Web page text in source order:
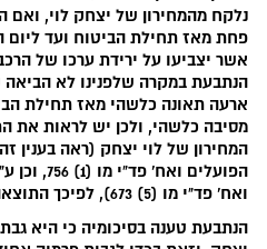
נלקח מהמחירון של יצחק לוי, ואם
פחת מאז תחילת הביטוח ועד ליום
אשר יצביעו על ירידת ערכו של
הנתבעת במקרה שלפנינו לא הביאה
ארעה תאונה כלשהי מאז תחילת
מסיבה כלשהי, ולכן יש לראות את
ואח' פד"י מו (5) 673), לפיכך התוצאה היא, שיש לדחות טענה זו.
הנתבעת טענה בסיכומיה כי היא